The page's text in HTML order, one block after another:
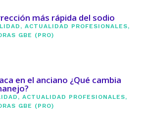
más rápida del sodio
,ACTUALIDAD PROFESIONALES,
GBE (PRO)
en el anciano ¿Qué cambia
,ACTUALIDAD PROFESIONALES,
GBE (PRO)